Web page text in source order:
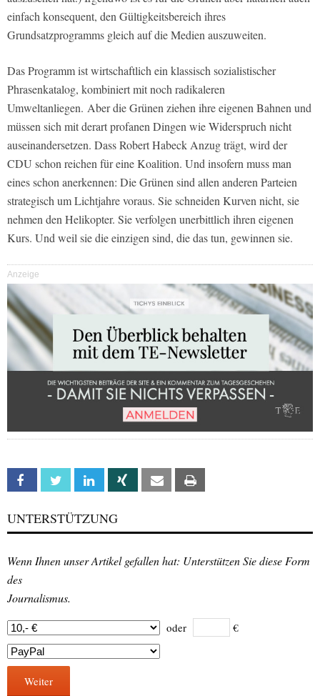
einfach konsequent, den Gültigkeitsbereich ihres
Grundsatzprogramms gleich auf die Medien auszuweiten.
Das Programm ist wirtschaftlich ein klassisch sozialistischer
Phrasenkatalog, kombiniert mit noch radikaleren
Umweltanliegen. Aber die Grünen ziehen ihre eigenen Bahnen und
müssen sich mit derart profanen Dingen wie Widerspruch nicht
auseinandersetzen. Dass Robert Habeck Anzug trägt, wird der
CDU schon reichen für eine Koalition. Und insofern muss man
eines schon anerkennen: Die Grünen sind allen anderen Parteien
strategisch um Lichtjahre voraus. Sie schneiden Kurven nicht, sie
nehmen den Helikopter. Sie verfolgen unerbittlich ihren eigenen
Kurs. Und weil sie die einzigen sind, die das tun, gewinnen sie.
Anzeige
Facebook Twitter Linkedin Xing Email
UNTERSTÜTZUNG
Wenn Ihnen unser Artikel gefallen hat: Unterstützen Sie diese Form
des
Journalismus.
oder €
Weiter